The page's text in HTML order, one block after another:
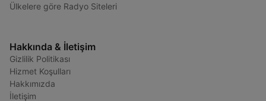
Ülkelere göre Radyo Siteleri
Hakkında & İletişim
Gizlilik Politikası
Hizmet Koşulları
Hakkımızda
İletişim